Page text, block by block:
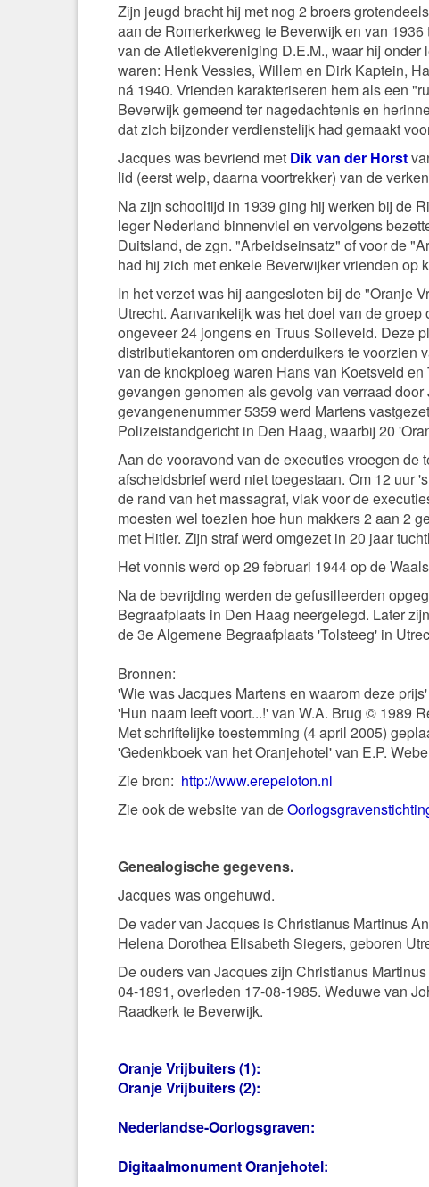
Zijn jeugd bracht hij met nog 2 broers
aan de Romerkerkweg te Beverwijk en van
van de Atletiekvereniging D.E.M., waar hij
waren: Henk Vessies, Willem en Dirk Kaptein,
ná 1940. Vrienden karakteriseren hem als een
Beverwijk gemeend ter nagedachtenis en
dat zich bijzonder verdienstelijk had gemaakt
Jacques was bevriend met Dik van der Horst
lid (eerst welp, daarna voortrekker) van de
Na zijn schooltijd in 1939 ging hij werken bij de
leger Nederland binnenviel en vervolgens
Duitsland, de zgn. "Arbeidseinsatz" of voor de
had hij zich met enkele Beverwijker vrienden op
In het verzet was hij aangesloten bij de "Oranje
Utrecht. Aanvankelijk was het doel van de
ongeveer 24 jongens en Truus Solleveld. Deze
distributiekantoren om onderduikers te voorzien
van de knokploeg waren Hans van Koetsveld
gevangen genomen als gevolg van verraad
gevangenenummer 5359 werd Martens
Polizeistandgericht in Den Haag, waarbij 20
Aan de vooravond van de executies vroegen de
afscheidsbrief werd niet toegestaan. Om 12 uur
de rand van het massagraf, vlak voor de
moesten wel toezien hoe hun makkers 2 aan 2
met Hitler. Zijn straf werd omgezet in 20 jaar
Het vonnis werd op 29 februari 1944 op de
Na de bevrijding werden de gefusilleerden
Begraafplaats in Den Haag neergelegd. Later
de 3e Algemene Begraafplaats 'Tolsteeg' in
Bronnen:
'Wie was Jacques Martens en waarom deze
'Hun naam leeft voort...!' van W.A. Brug © 1989
Met schriftelijke toestemming (4 april 2005)
'Gedenkboek van het Oranjehotel' van E.P.
Zie bron: http://www.erepeloton.nl
Zie ook de website van de
Genealogische gegevens.
Jacques was ongehuwd.
De vader van Jacques is Christianus Martinus
Helena Dorothea Elisabeth Siegers, geboren
De ouders van Jacques zijn Christianus
04-1891, overleden 17-08-1985. Weduwe van
Raadkerk te Beverwijk.
Oranje Vrijbuiters(1):
Oranje Vrijbuiters(2):
Nederlandse-Oorlogsgraven:
Digitaalmonument Oranjehotel: